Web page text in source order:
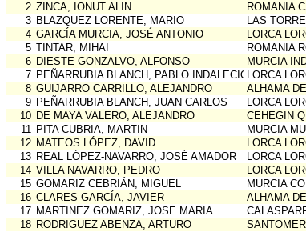
2 ZINCA, IONUT ALIN ROMANIA
3 BLAZQUEZ LORENTE, MARIO LAS
4 GARCÍA MURCIA, JOSÉ ANTONIO LORCA
5 TINTAR, MIHAI ROMANIA
6 DIESTE GONZALVO, ALFONSO MURCIA
7 PEÑARRUBIA BLANCH, PABLO INDALECIO LORCA
8 GUIJARRO CARRILLO, ALEJANDRO ALHAMA
9 PEÑARRUBIA BLANCH, JUAN CARLOS LORCA
10 DE MAYA VALERO, ALEJANDRO CEHEGIN
11 PITA CUBRIA, MARTIN MURCIA
12 MATEOS LÓPEZ, DAVID LORCA
13 REAL LÓPEZ-NAVARRO, JOSÉ AMADOR LORCA
14 VILLA NAVARRO, PEDRO LORCA
15 GOMARIZ CEBRIÁN, MIGUEL MURCIA
16 CLARES GARCÍA, JAVIER ALHAMA
17 MARTINEZ GOMARIZ, JOSE MARIA
18 RODRIGUEZ ABENZA, ARTURO